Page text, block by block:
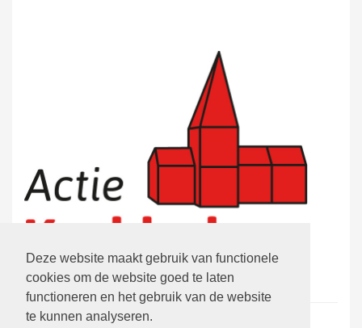
Deze website maakt gebruik van functionele
cookies om de website goed te laten
functioneren en het gebruik van de website
te kunnen analyseren.